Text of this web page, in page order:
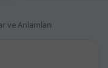
ve Anlamları